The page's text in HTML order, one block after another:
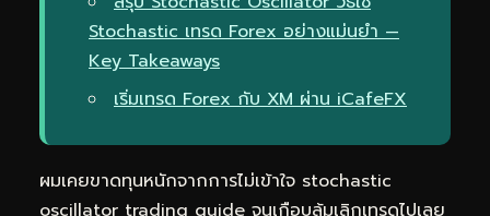
Stochastic เทรด Forex อย่างแม่นยำ —
Key Takeaways
เริ่มเทรด Forex กับ XM ผ่าน iCafeFX
ผมเคยขาดทุนหนักจากการไม่เข้าใจ stochastic
oscillator trading guide จนเกือบล้มเลิกเทรดไปเลย